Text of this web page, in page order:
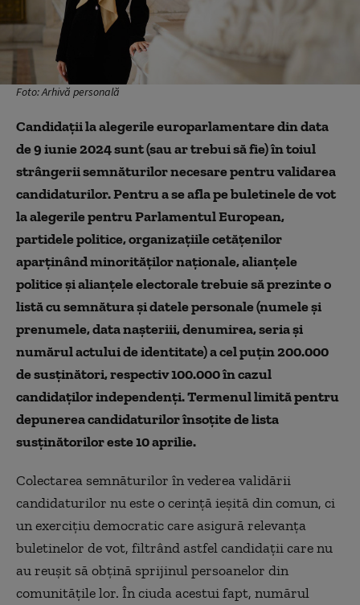
Foto: Arhivă personală
Candidații la alegerile europarlamentare din data
de 9 iunie 2024 sunt (sau ar trebui să fie) în toiul
strângerii semnăturilor necesare pentru validarea
candidaturilor. Pentru a se afla pe buletinele de vot
la alegerile pentru Parlamentul European,
partidele politice, organizaţiile cetăţenilor
aparţinând minorităţilor naţionale, alianţele
politice și alianţele electorale trebuie să prezinte o
listă cu semnătura și datele personale (numele și
prenumele, data nașteriii, denumirea, seria și
numărul actului de identitate) a cel puțin 200.000
de susţinători, respectiv 100.000 în cazul
candidaților independenți. Termenul limită pentru
depunerea candidaturilor însoțite de lista
susținătorilor este 10 aprilie.
Colectarea semnăturilor în vederea validării
candidaturilor nu este o cerință ieșită din comun, ci
un exercițiu democratic care asigură relevanța
buletinelor de vot, filtrând astfel candidații care nu
au reușit să obțină sprijinul persoanelor din
comunitățile lor. În ciuda acestui fapt, numărul